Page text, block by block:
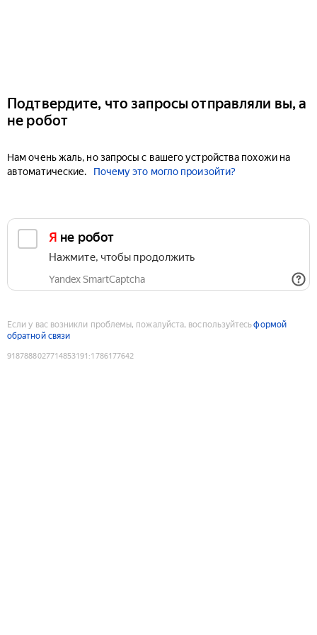
Подтвердите, что запросы отправляли вы, а
не робот
Нам очень жаль, но запросы с вашего устройства похожи на
автоматические.
Почему это могло произойти?
Я не робот
Нажмите, чтобы продолжить
Yandex SmartCaptcha
Если у вас возникли проблемы, пожалуйста, воспользуйтесьформой
обратной связи
9187888027714853191 :1786177642